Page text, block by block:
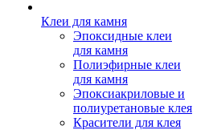
Клеи для камня
Эпоксидные клеи
для камня
Полиэфирные клеи
для камня
Эпоксиакриловые и
полиуретановые клея
Красители для клея